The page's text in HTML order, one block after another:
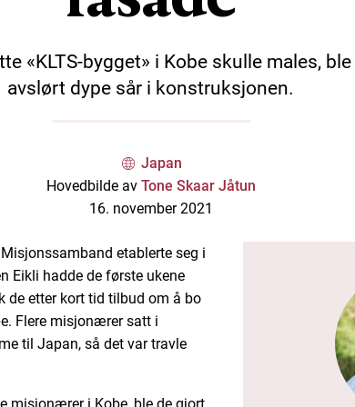
«KLTS-bygget» i Kobe skulle males,
avslørt dype sår i konstruksjonen.
Japan
Hovedbilde av Tone Skaar Jåtun
16. november 2021
etablerte seg i
Eikli hadde de første ukene
de etter kort tid tilbud om å bo
Flere misjonærer satt i
til Japan, så det var travle